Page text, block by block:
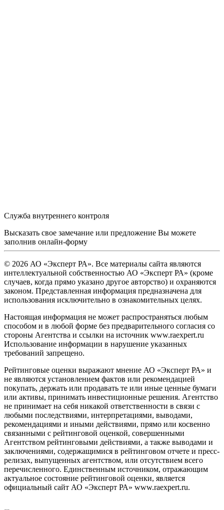
Служба внутреннего контроля
Высказать свое замечание или предложение Вы можете
заполнив онлайн-форму
© 2026 АО «Эксперт РА». Все материалы сайта являются
интеллектуальной собственностью АО «Эксперт РА» (кроме
случаев, когда прямо указано другое авторство) и охраняются
законом. Представленная информация предназначена для
использования исключительно в ознакомительных целях.
Настоящая информация не может распространяться любым
способом и в любой форме без предварительного согласия со
стороны Агентства и ссылки на источник www.raexpert.ru
Использование информации в нарушение указанных
требований запрещено.
Рейтинговые оценки выражают мнение АО «Эксперт РА» и
не являются установлением фактов или рекомендацией
покупать, держать или продавать те или иные ценные бумаги
или активы, принимать инвестиционные решения. Агентство
не принимает на себя никакой ответственности в связи с
любыми последствиями, интерпретациями, выводами,
рекомендациями и иными действиями, прямо или косвенно
связанными с рейтинговой оценкой, совершенными
Агентством рейтинговыми действиями, а также выводами и
заключениями, содержащимися в рейтинговом отчете и пресс-
релизах, выпущенных агентством, или отсутствием всего
перечисленного. Единственным источником, отражающим
актуальное состояние рейтинговой оценки, является
официальный сайт АО «Эксперт РА» www.raexpert.ru.